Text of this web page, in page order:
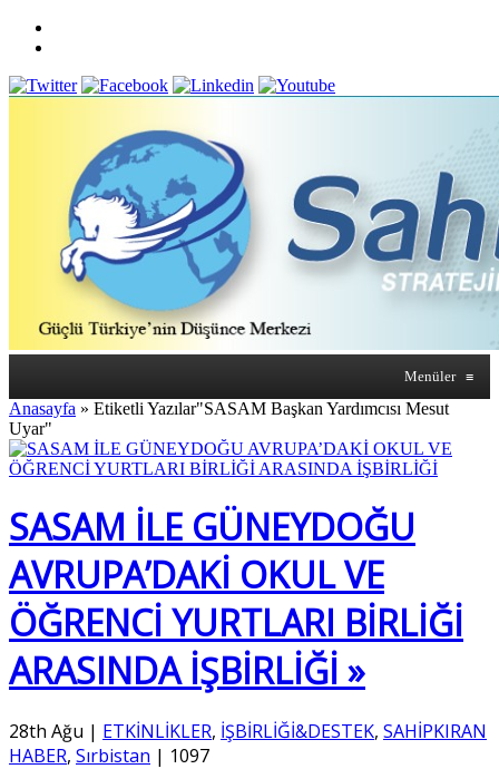
Menüler ≡
Anasayfa » Etiketli Yazılar"SASAM Başkan Yardımcısı Mesut
Uyar"
SASAM İLE GÜNEYDOĞU
AVRUPA’DAKİ OKUL VE
ÖĞRENCİ YURTLARI BİRLİĞİ
ARASINDA İŞBİRLİĞİ »
28th Ağu | ETKİNLİKLER, İŞBİRLİĞİ&DESTEK, SAHİPKIRAN
HABER, Sırbistan | 1097